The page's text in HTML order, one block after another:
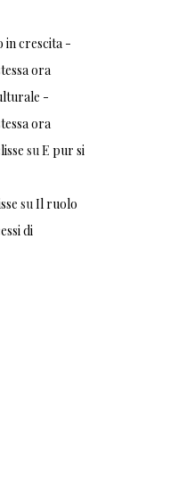
in crescita -
ora
-
ora
suE pur si
suIl ruolo
di